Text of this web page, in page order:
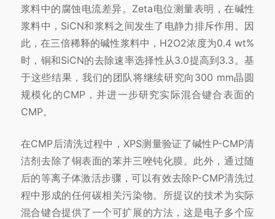
浆料中的腐蚀电流差异。Zeta电位测量表明，在碱性
浆料中，SiCN和浆料之间发生了电静力排斥作用。因
此，在三倍稀释的碱性浆料中，H2O2浓度为0.4 wt%
时，铜和SiCN的去除速率选择性从3.0提高到3.3。基
于这些结果，我们的团队将继续研究向300 mm晶圆
规模化的CMP，并进一步研究实际混合键合表面的
CMP。
在CMP后清洗过程中，XPS测量验证了碱性P-CMP清
洁剂去除了铜表面的苯并三唑钝化膜。此外，通过随
后的等离子体激活步骤，可以有效去除P-CMP清洗过
程中形成的任何碳相关污染物。所提议的技术为实际
混合键合提供了一个可扩展的方法，这是电子多个应